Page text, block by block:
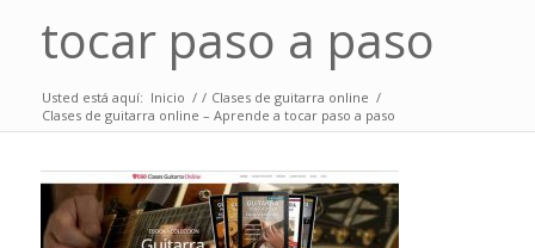
tocar paso a paso
Usted está aquí: Inicio / / Clases de guitarra online /
Clases de guitarra online – Aprende a tocar paso a paso